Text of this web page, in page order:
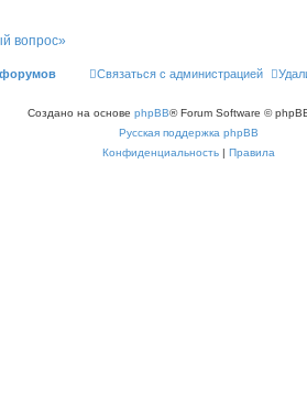
вопрос»
Связаться с администрацией
Создано на основе phpBB® Forum Software ©
Русская поддержка phpBB
Конфиденциальность | Правила